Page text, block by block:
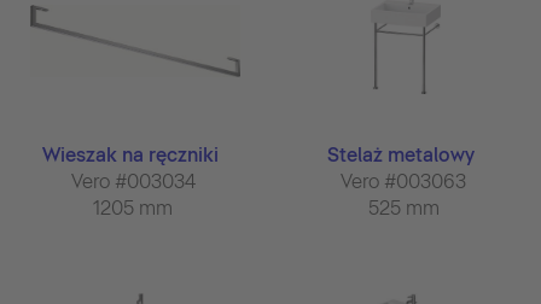
Wieszak na ręczniki
Vero #003034
1205 mm
Stelaż metalowy
Vero #003063
525 mm